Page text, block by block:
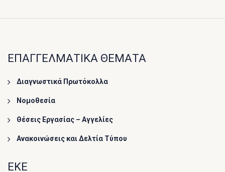
ΕΠΑΓΓΕΛΜΑΤΙΚΑ ΘΕΜΑΤΑ
Διαγνωστικά Πρωτόκολλα
Νομοθεσία
Θέσεις Εργασίας – Αγγελίες
Ανακοινώσεις και Δελτία Τύπου
ΕΚΕ